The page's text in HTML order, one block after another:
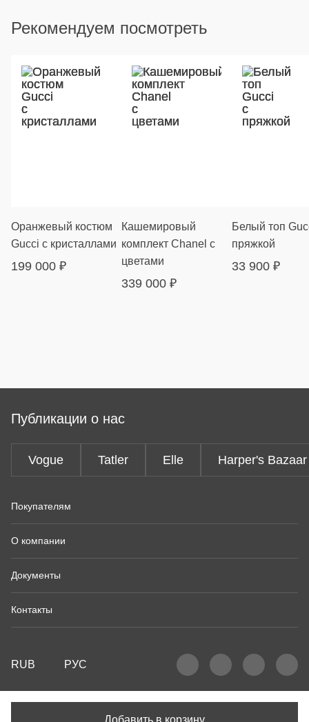
Добавить в корзину
Рекомендуем посмотреть
Оранжевый костюм
Gucci с кристаллами
199 000 ₽
Кашемировый
комплект Chanel с
цветами
339 000 ₽
Белый топ
пряжкой
33 900 ₽
Публикации о нас
Vogue Tatler Elle Harper's Bazaar
Покупателям
О компании
Документы
Контакты
RUB РУС